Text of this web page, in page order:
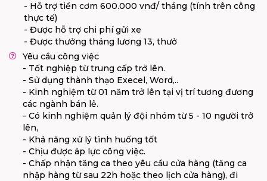
- Hỗ trợ tiền cơm 600.000 vnđ/ tháng (tính trên công
thực tế)
- Được hỗ trợ chi phí gửi xe
- Được thưởng tháng lương 13, thưở
Yêu cầu công việc
- Tốt nghiệp từ trung cấp trở lên.
- Sử dụng thành thạo Execel, Word,..
- Kinh nghiệm từ 01 năm trở lên tại vị trí tương đương
các ngành bán lẻ.
- Có kinh nghiệm quản lý đội nhóm từ 5 - 10 người trở
lên,
- Khả năng xử lý tình huống tốt
- Chịu được áp lực công việc.
- Chấp nhận tăng ca theo yêu cầu cửa hàng (tăng ca
nhập hàng từ sau 22h hoặc theo lịch cửa hàng), đi